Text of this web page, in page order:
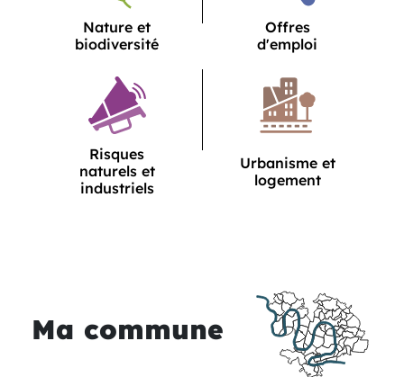
Service
Nature et
biodiversité
Service
Offres
d'emploi
Service
Risques
naturels et
industriels
Service
Urbanisme et
logement
Ma commune